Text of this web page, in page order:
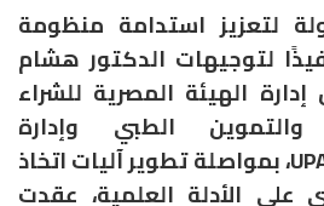
لتعزيز استدامة منظومة
لتوجيهات الدكتور هشام
الهيئة المصرية للشراء
والتموين الطبي وإدارة
التكنولوجيا الطبية UPA، بمواصلة تطوير آليات اتخاذ
على الأدلة العلمية، عقدت